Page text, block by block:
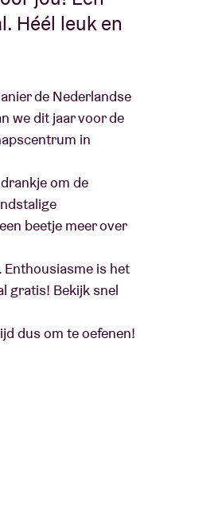
Héél leuk en
de Nederlandse
we dit jaar voor de
in
om de
beetje meer over
Enthousiasme is het
gratis! Bekijk snel
dus om te oefenen!